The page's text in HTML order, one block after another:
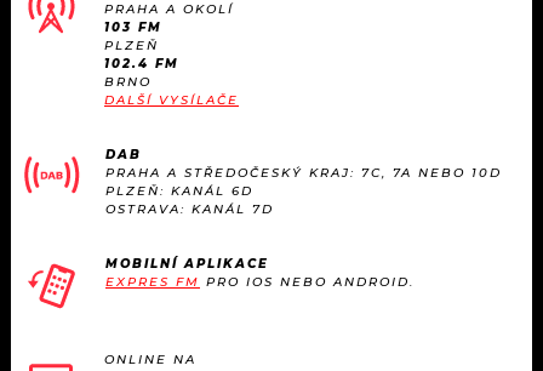
PRAHA A OKOLÍ
103 FM
PLZEŇ
102.4 FM
BRNO
DALŠÍ VYSÍLAČE
DAB
PRAHA A STŘEDOČESKÝ KRAJ: 7C, 7A NEBO 10D
PLZEŇ: KANÁL 6D
OSTRAVA: KANÁL 7D
MOBILNÍ APLIKACE
EXPRES FM PRO IOS NEBO ANDROID.
ONLINE NA